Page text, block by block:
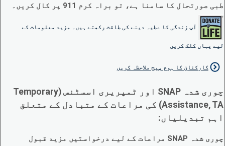
طبی صورتحال کا سامنا ہے، تو براہ کرم 911 پر کال کریں۔
آپ زندگی کا عطیہ دینے کی طاقت رکھتے ہیں۔ مزید معلومات کے
لیے یہاں کلک کریں
کارکنان کا ہوم پیج ملاحظہ کریں
چوری شدہ SNAP اور ٹمپریری اسسٹنس (Temporary
Assistance, TA) کی مراعات کے متبادل کے متعلق
اہم تبدیلیاں:
چوری شدہ SNAP مراعات کے لیے درخواستیں مزید قبول